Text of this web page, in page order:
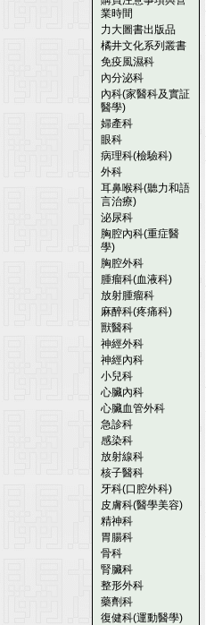
業時間
力大圖書出版品
橘井文化系列叢書
免疫風濕科
內分泌科
內科(家醫科及實証
醫學)
婦產科
眼科
病理科(檢驗科)
外科
耳鼻喉科(聽力和語
言治療)
泌尿科
胸腔內科(重症醫
學)
胸腔外科
腫瘤科(血液科)
放射腫瘤科
麻醉科(疼痛科)
獸醫科
神經外科
神經內科
小兒科
心臟內科
心臟血管外科
急診科
感染科
放射線科
核子醫科
牙科(口腔外科)
皮膚科(醫學美容)
精神科
胃腸科
骨科
腎臟科
整形外科
藥劑科
復健科(運動醫學)